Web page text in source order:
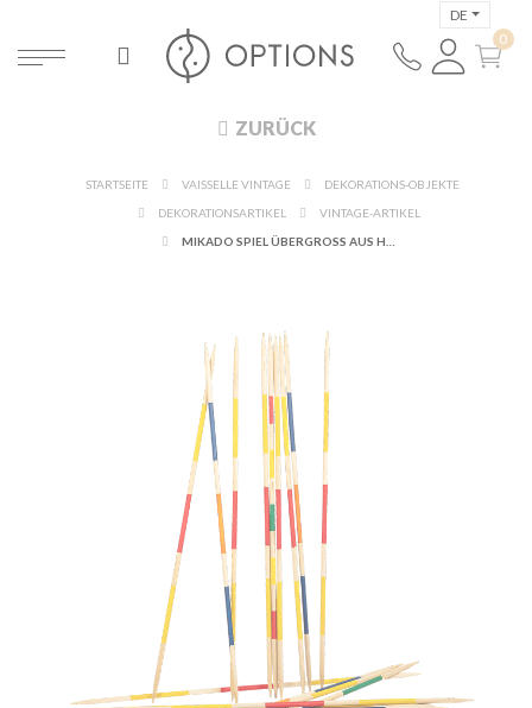
DE
ZURÜCK
STARTSEITE VAISSELLE VINTAGE
DEKORATIONS-OBJEKTE
DEKORATIONSARTIKEL
VINTAGE-ARTIKEL